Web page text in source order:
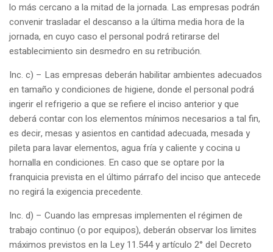
lo más cercano a la mitad de la jornada. Las empresas podrán
convenir trasladar el descanso a la última media hora de la
jornada, en cuyo caso el personal podrá retirarse del
establecimiento sin desmedro en su retribución.
Inc. c) – Las empresas deberán habilitar ambientes adecuados
en tamaño y condiciones de higiene, donde el personal podrá
ingerir el refrigerio a que se refiere el inciso anterior y que
deberá contar con los elementos mínimos necesarios a tal fin,
es decir, mesas y asientos en cantidad adecuada, mesada y
pileta para lavar elementos, agua fría y caliente y cocina u
hornalla en condiciones. En caso que se optare por la
franquicia prevista en el último párrafo del inciso que antecede
no regirá la exigencia precedente.
Inc. d) – Cuando las empresas implementen el régimen de
trabajo continuo (o por equipos), deberán observar los limites
máximos previstos en la Ley 11.544 y artículo 2° del Decreto